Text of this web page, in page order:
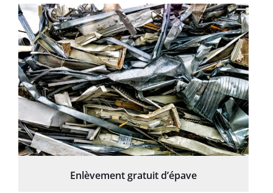
Enlèvement gratuit d’épave